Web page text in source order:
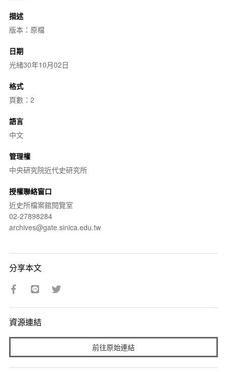
描述
版本：原檔
日期
光緒30年10月02日
格式
頁數：2
語言
中文
管理權
中央研究院近代史研究所
授權聯絡窗口
近史所檔案館閱覽室
02-27898284
archives@gate.sinica.edu.tw
分享本文
資源連結
前往原始連結